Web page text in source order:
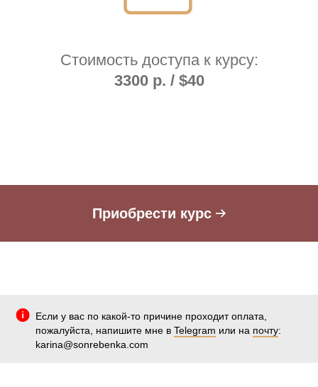
Стоимость доступа к курсу:
3300 р. / $40
Приобрести курс
Если у вас по какой-то причине проходит оплата,
пожалуйста, напишите мне в Telegram или на почту:
karina@sonrebenka.com